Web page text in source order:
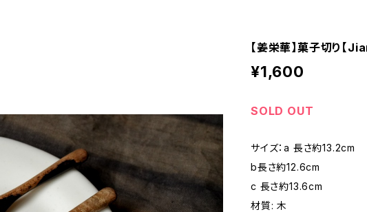
【姜栄華】菓子切り
¥1,600
SOLD OUT
サイズ：a 長さ約13.2cm
b長さ約12.6cm
c 長さ約13.6cm
材質: 木